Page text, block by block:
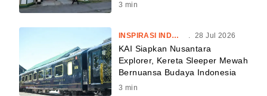
3 min
INSPIRASI INDONESIA . 28 Jul 2026
KAI Siapkan Nusantara
Explorer, Kereta Sleeper Mewah
Bernuansa Budaya Indonesia
3 min